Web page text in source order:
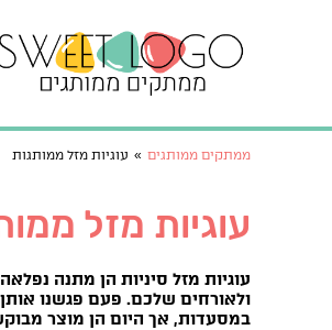
ממתקים ממותגים » עוגיות מזל ממותגות
עוגיות מזל
עוגיות מזל סיניות הן מתנה
ולאורחים שלכם. פעם פגשנו
במסעדות, אך היום הן מוצר